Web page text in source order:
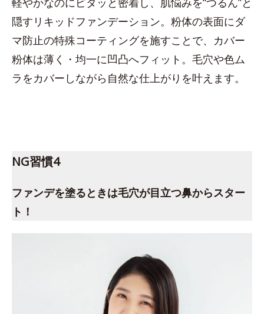
隠すリキッドファンデーション。粉体の表面にダ
マ防止の特殊コーティングを施すことで、カバー
粉体は薄く・均一に凹凸へフィット。毛穴や色ム
ラをカバーしながら自然な仕上がりを叶えます。
NG習慣4
ファンデを塗るときは毛穴が目立つ鼻からスター
ト！